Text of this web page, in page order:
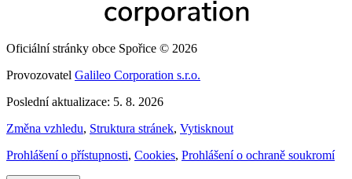
Oficiální stránky obce Spořice © 2026
Provozovatel Galileo Corporation s.r.o.
Poslední aktualizace: 5. 8. 2026
Změna vzhledu, Struktura stránek, Vytisknout
Prohlášení o přístupnosti, Cookies, Prohlášení o ochraně soukromí